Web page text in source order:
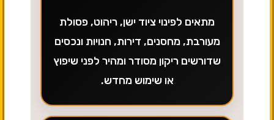
מתאים לפינוי ציוד ישן, ריהוט, פסולת
מעורבת, מחסנים, דירות, חנויות ונכסים
שדורשים ריקון מסודר ומהיר לפני שיפוץ
או שימוש מחדש.